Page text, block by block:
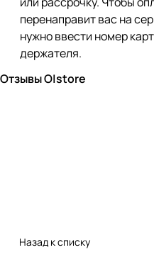
перенаправит вас на
нужно ввести номер
держателя.
Отзывы O|store
Назад к списку